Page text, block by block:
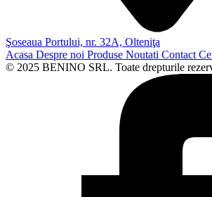
Şoseaua Portului, nr. 32A, Olteniţa
Acasa Despre noi Produse Noutati Contact
© 2025 BENINO SRL. Toate drepturile